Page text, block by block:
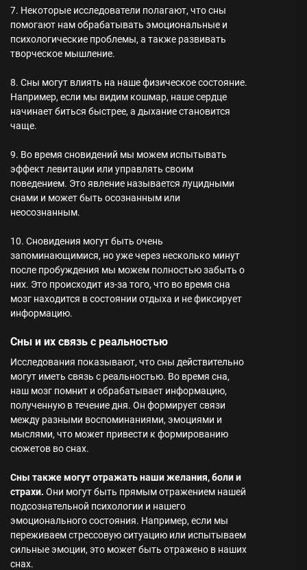
7. Некоторые исследователи полагают, что сны
помогают нам обрабатывать эмоциональные и
психологические проблемы, а также развивать
творческое мышление.
8. Сны могут влиять на наше физическое состояние.
Например, если мы видим кошмар, наше сердце
начинает биться быстрее, а дыхание становится
чаще.
9. Во время сновидений мы можем испытывать
эффект левитации или управлять своим
поведением. Это явление называется луцидными
снами и может быть осознанным или
неосознанным.
10. Сновидения могут быть очень
запоминающимися, но уже через несколько минут
после пробуждения мы можем полностью забыть о
них. Это происходит из-за того, что во время сна
мозг находится в состоянии отдыха и не фиксирует
информацию.
Сны и их связь с реальностью
Исследования показывают, что сны действительно
могут иметь связь с реальностью. Во время сна,
наш мозг помнит и обрабатывает информацию,
полученную в течение дня. Он формирует связи
между разными воспоминаниями, эмоциями и
мыслями, что может привести к формированию
сюжетов во снах.
Сны также могут отражать наши желания, боли и
страхи. Они могут быть прямым отражением нашей
подсознательной психологии и нашего
эмоционального состояния. Например, если мы
переживаем стрессовую ситуацию или испытываем
сильные эмоции, это может быть отражено в наших
снах.